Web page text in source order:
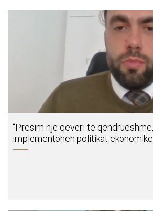
“Presim një qeveri të
implementohen politikat